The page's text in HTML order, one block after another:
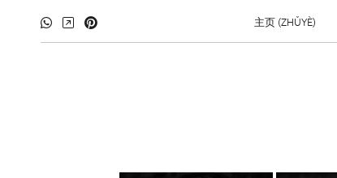
主页 (ZHǓYÈ)